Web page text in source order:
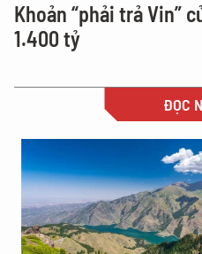
Khoản “phải trả Vin”
1.400 tỷ
ĐỌC